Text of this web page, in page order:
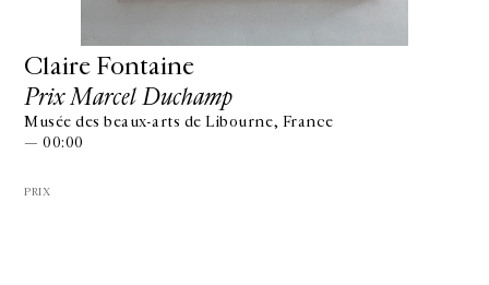
Claire Fontaine
Prix Marcel Duchamp
Musée des beaux-arts de Libourne, France
— 00:00
PRIX
T.+33 1 42 77 38 87